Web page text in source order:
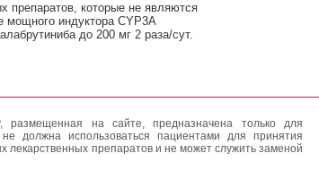
препаратов, которые не являются
индуктора CYP3A
до 200 мг 2 раза/сут.
на сайте, предназначена только для
должна использоваться пациентами для принятия
препаратов и не может служить заменой